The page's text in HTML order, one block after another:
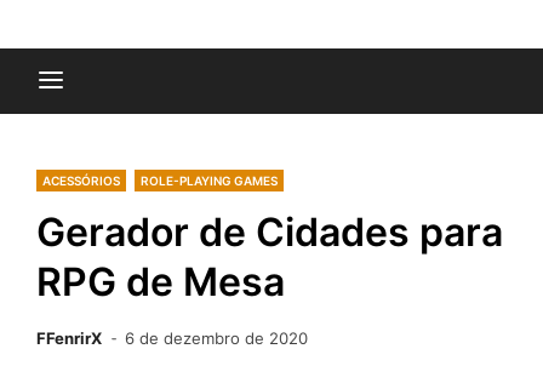
ACESSÓRIOS ROLE-PLAYING GAMES
Gerador de Cidades para
RPG de Mesa
FFenrirX 6 de dezembro de 2020